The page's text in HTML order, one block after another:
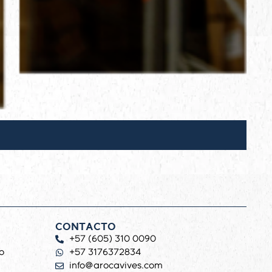
CONTACTO
+57 (605) 310 0090
+57 3176372834
info@arocavives.com